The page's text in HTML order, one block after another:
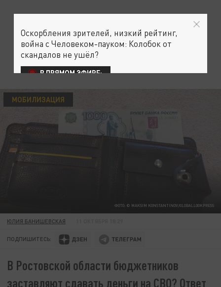
ФОТО: © MAKSIM KONSTANTINOV/GLOBALLOOKPRESS
МОБИЛИЗАЦИЯ
ЮЛИЯ БАНИШЕВСКАЯ
ПОДПИШИТЕСЬ:
В Ростовской области бюджетников
заставляют сдавать деньги на СВО? Ответ
Оскорбления зрителей, низкий рейтинг,
война с Человеком-пауком: Колобок от
скандалов не ушёл?
В ПРЯМОМ ЭФИРЕ: